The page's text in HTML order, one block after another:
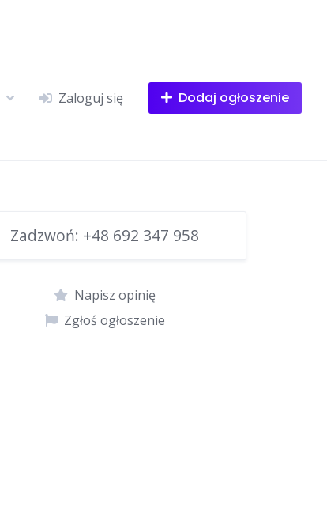
Zaloguj się Dodaj ogłoszenie
Zadzwoń: +48 692 347 958
Napisz opinię
Zgłoś ogłoszenie